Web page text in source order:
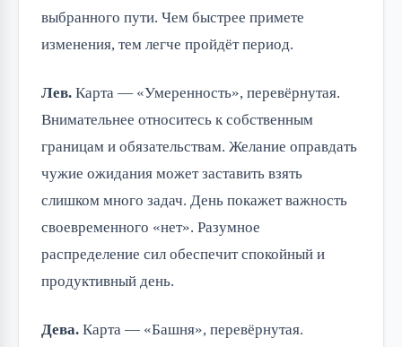
выбранного пути. Чем быстрее примете
изменения, тем легче пройдёт период.
Лев. Карта — «Умеренность», перевёрнутая.
Внимательнее относитесь к собственным
границам и обязательствам. Желание оправдать
чужие ожидания может заставить взять
слишком много задач. День покажет важность
своевременного «нет». Разумное
распределение сил обеспечит спокойный и
продуктивный день.
Дева. Карта — «Башня», перевёрнутая.